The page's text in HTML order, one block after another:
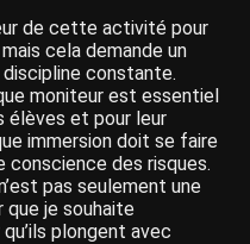
de cette activité pour
cela demande un
constante.
moniteur est essentiel
élèves et pour leur
immersion doit se faire
conscience des risques.
pas seulement une
que je souhaite
plongent avec